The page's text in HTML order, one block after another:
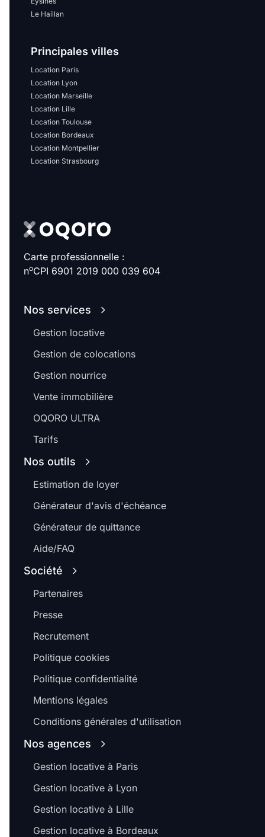
Le Haillan
Principales villes
Location Paris
Location Lyon
Location Marseille
Location Lille
Location Toulouse
Location Bordeaux
Location Montpellier
Location Strasbourg
Carte professionnelle :
noCPI 6901 2019 000 039 604
Nos services
Gestion locative
Gestion de colocations
Gestion nourrice
Vente immobilière
OQORO ULTRA
Tarifs
Nos outils
Estimation de loyer
Générateur d'avis d'échéance
Générateur de quittance
Aide/FAQ
Société
Partenaires
Presse
Recrutement
Politique cookies
Politique confidentialité
Mentions légales
Conditions générales d'utilisation
Nos agences
Gestion locative à Paris
Gestion locative à Lyon
Gestion locative à Lille
Gestion locative à Bordeaux